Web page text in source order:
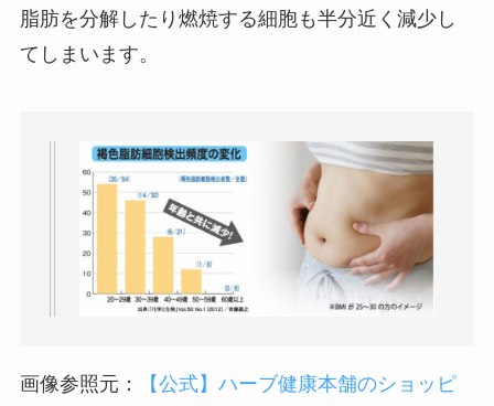
脂肪を分解したり燃焼する細胞も半分近く減少し
てしまいます。
画像参照元：
【公式】ハーブ健康本舗のショッピ